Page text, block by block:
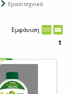
Ερασιτεχνικά
Εμφάνιση
1